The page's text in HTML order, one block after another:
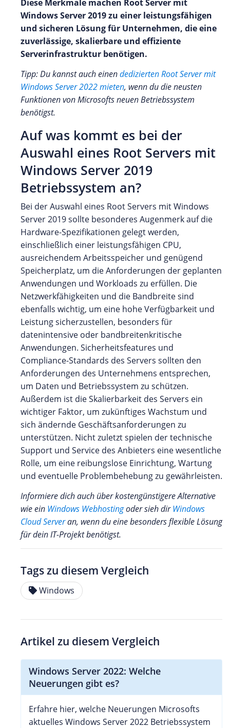
Diese Merkmale machen Root Server mit
Windows Server 2019 zu einer leistungsfähigen
und sicheren Lösung für Unternehmen, die eine
zuverlässige, skalierbare und effiziente
Serverinfrastruktur benötigen.
Tipp: Du kannst auch einendedizierten Root Server mit
Windows Server 2022 mieten, wenn du die neusten
Funktionen von Microsofts neuen Betriebssystem
benötigst.
Auf was kommt es bei der
Auswahl eines Root Servers mit
Windows Server 2019
Betriebssystem an?
Bei der Auswahl eines Root Servers mit Windows
Server 2019 sollte besonderes Augenmerk auf die
Hardware-Spezifikationen gelegt werden,
einschließlich einer leistungsfähigen CPU,
ausreichendem Arbeitsspeicher und genügend
Speicherplatz, um die Anforderungen der geplanten
Anwendungen und Workloads zu erfüllen. Die
Netzwerkfähigkeiten und die Bandbreite sind
ebenfalls wichtig, um eine hohe Verfügbarkeit und
Leistung sicherzustellen, besonders für
datenintensive oder bandbreitenkritische
Anwendungen. Sicherheitsfeatures und
Compliance-Standards des Servers sollten den
Anforderungen des Unternehmens entsprechen,
um Daten und Betriebssystem zu schützen.
Außerdem ist die Skalierbarkeit des Servers ein
wichtiger Faktor, um zukünftiges Wachstum und
sich ändernde Geschäftsanforderungen zu
unterstützen. Nicht zuletzt spielen der technische
Support und Service des Anbieters eine wesentliche
Rolle, um eine reibungslose Einrichtung, Wartung
und eventuelle Problembehebung zu gewährleisten.
Informiere dich auch über kostengünstigere Alternative
wie ein Windows Webhostingoder sieh dirWindows
Cloud Serveran, wenn du eine besonders flexible Lösung
für dein IT-Projekt benötigst.
Tags zu diesem Vergleich
Windows
Artikel zu diesem Vergleich
Windows Server 2022: Welche
Neuerungen gibt es?
Erfahre hier, welche Neuerungen Microsofts
aktuelles Windows Server 2022 Betriebssystem